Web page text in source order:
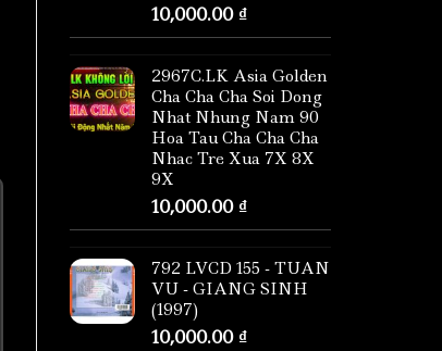
10,000.00 ₫
2967C.LK Asia Golden
Cha Cha Cha Soi Dong
Nhat Nhung Nam 90
Hoa Tau Cha Cha Cha
Nhac Tre Xua 7X 8X
9X
10,000.00 ₫
792 LVCD 155 - TUAN
VU - GIANG SINH
(1997)
10,000.00 ₫